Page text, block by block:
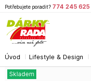
Úvod Lifestyle & Design
Skladem
Potřebujete poradit? 774 245 625